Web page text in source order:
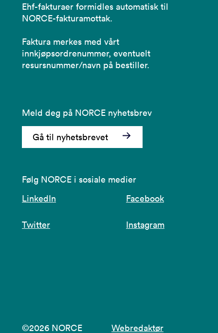
Ehf-fakturaer formidles automatisk til
NORCE-fakturamottak.
Faktura merkes med vårt
innkjøpsordrenummer, eventuelt
resursnummer/navn på bestiller.
Meld deg på NORCE nyhetsbrev
Gå til nyhetsbrevet
Følg NORCE i sosiale medier
LinkedIn
Facebook
Twitter Instagram
©2026 NORCE Webredaktør